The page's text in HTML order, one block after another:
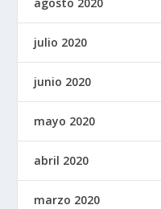
agosto 2020
julio 2020
junio 2020
mayo 2020
abril 2020
marzo 2020